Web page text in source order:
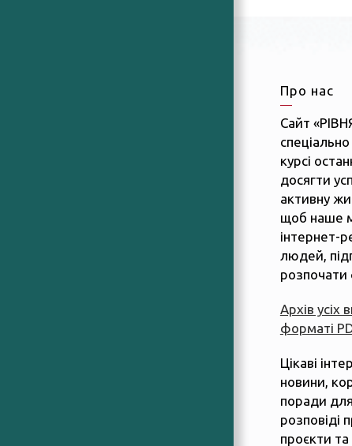
Про нас
Сайт
курсі
досягти
активну
щоб наше
інтернет-
людей,
розпочати
Архів усіх
форматі
Цікаві
новини,
поради
розповіді
проєкти